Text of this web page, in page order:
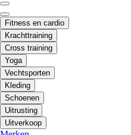
Fitness en cardio
Krachttraining
Cross training
Yoga
Vechtsporten
Kleding
Schoenen
Uitrusting
Uitverkoop